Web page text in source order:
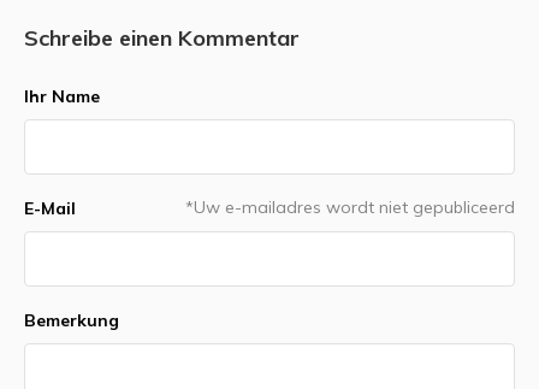
Schreibe einen Kommentar
Ihr Name
E-Mail *Uw e-mailadres wordt niet gepubliceerd
Bemerkung